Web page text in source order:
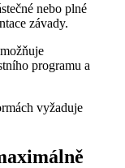
nebo plné
závady.
programu a
vyžaduje